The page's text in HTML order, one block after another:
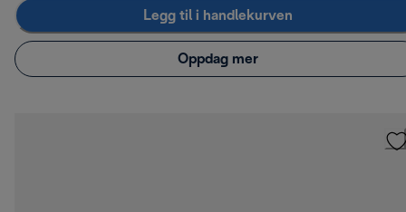
Legg til i handlekurven
Oppdag mer